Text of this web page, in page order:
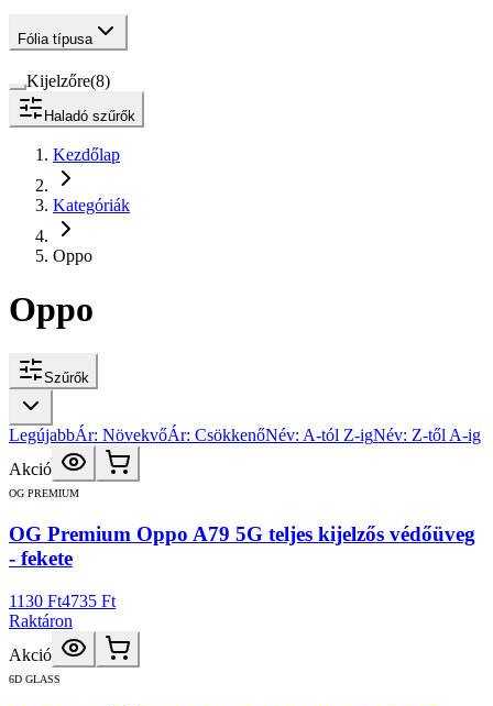
Fólia típusa
Kijelzőre(8)
Haladó szűrők
Kezdőlap
Kategóriák
Oppo
Oppo
Szűrők
LegújabbÁr: NövekvőÁr: CsökkenőNév: A-tól Z-igNév: Z-től A-ig
Akció
OG PREMIUM
OG Premium Oppo A79 5G teljes kijelzős védőüveg
- fekete
1130 Ft4735 Ft
Raktáron
Akció
6D GLASS